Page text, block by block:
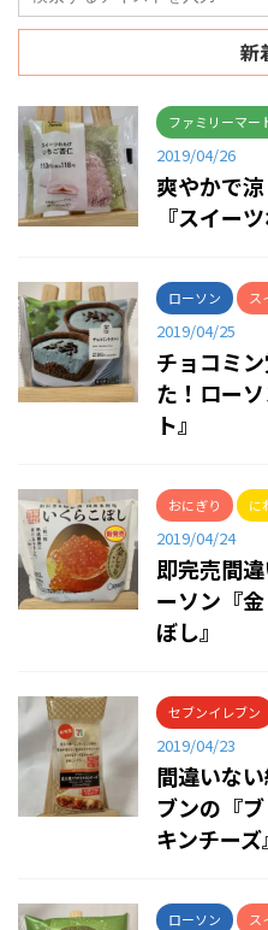
新
ファミリーマー
2019/04/26
爽やかで
『スイー
ローソン ス
2019/04/25
チョコミ
た！ロー
ト』
おにぎり に
2019/04/24
即完売間
ーソン『
ぼし』
セブンイレブン
2019/04/23
間違いな
ブンの『
キンチーズ
ローソン ス